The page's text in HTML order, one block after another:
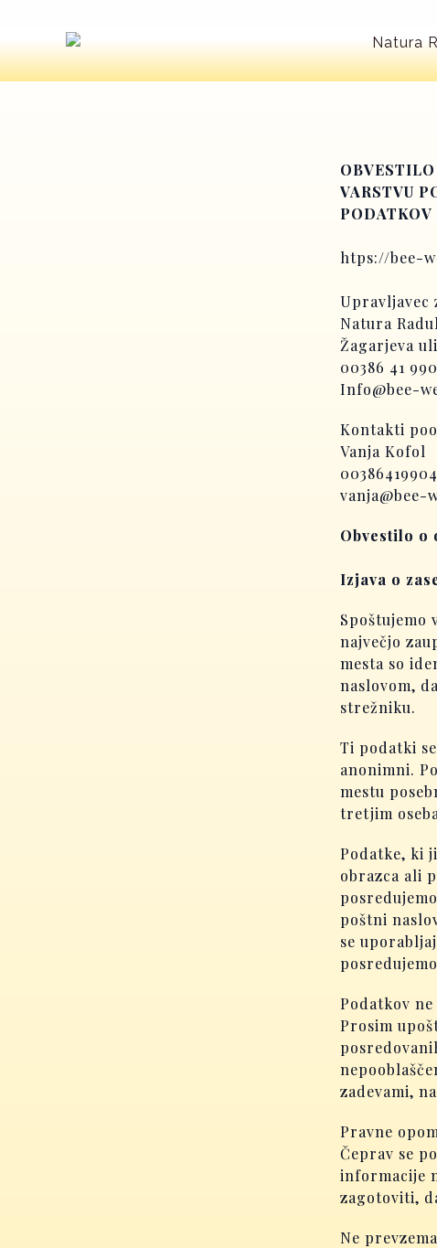
content
VARSTVU
PODATKOV
htps://bee-
Upravljavec
Natura
Žagarjeva
00386 41
Info@bee-
Kontakti
Vanja Kofol
vanja@bee-
Obvestilo o
Izjava o
Spoštujemo
največjo
mesta so
naslovom,
strežniku.
Ti podatki
anonimni.
mestu
tretjim
Podatke, ki
obrazca ali
poštni
se
Podatkov
Prosim
zadevami,
Pravne
Čeprav se
informacije
zagotoviti,
Ne